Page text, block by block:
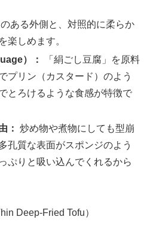
ある外側と、対照的に柔らか
楽しめます。
）：
「絹ごし豆腐」を原料
プリン（カスタード）のよう
とろけるような食感が特徴で
： 炒め物や煮物にしても型崩
孔質な表面がスポンジのよう
ぷりと吸い込んでくれるから
Deep-Fried Tofu）